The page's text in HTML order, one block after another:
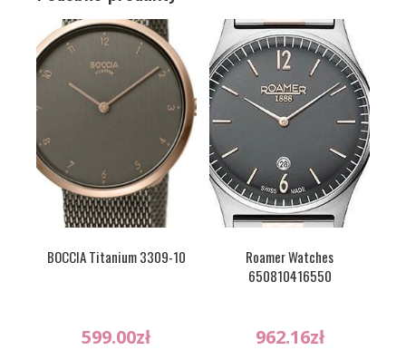
BOCCIA Titanium 3309-10
599.00zł
Roamer Watches
650810416550
962.16zł